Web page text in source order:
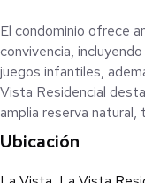
El condominio ofrece
convivencia,
juegos infantiles,
Vista Residencial
amplia reserva
ciclovía, integrando
Su ubicación
Ubicación